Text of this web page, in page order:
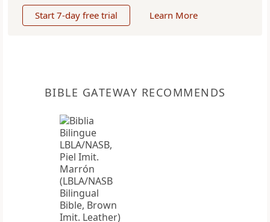
Start 7-day free trial Learn More
BIBLE GATEWAY RECOMMENDS